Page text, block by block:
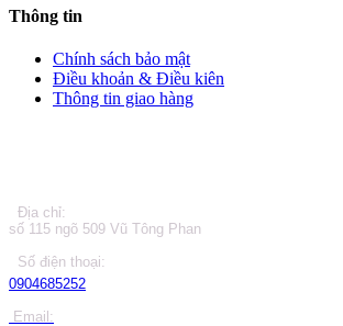
Thông tin
Chính sách bảo mật
Điều khoản & Điều kiên
Thông tin giao hàng
Địa chỉ:
số 115 ngõ 509 Vũ Tông Phan
Số điện thoại:
0904685252
Email: